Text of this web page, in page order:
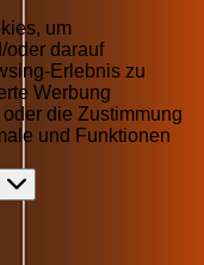
um
oder darauf
Erlebnis zu
Werbung
die Zustimmung
und Funktionen